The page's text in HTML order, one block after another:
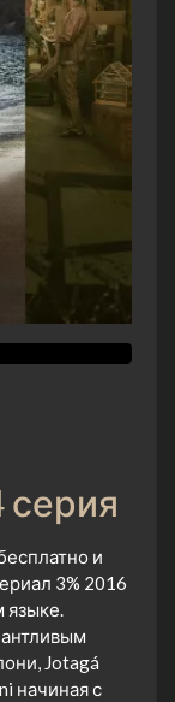
серия
и
3% 2016
Jotagá
начиная с